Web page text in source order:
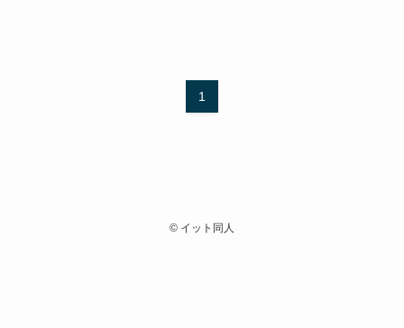
1
© イット同人